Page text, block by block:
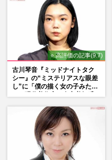
⭐ 高評価の記事(9.7)
古川琴音『ミッドナイトタク
シー』の“ミステリアスな眼差
し”に「僕の描く女の子みた